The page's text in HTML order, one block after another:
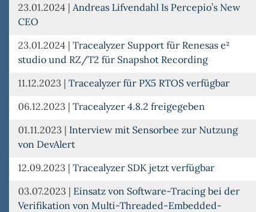
23.01.2024 | Andreas Lifvendahl Is Percepio’s New
CEO
23.01.2024 | Tracealyzer Support für Renesas e²
studio und RZ/T2 für Snapshot Recording
11.12.2023 | Tracealyzer für PX5 RTOS verfügbar
06.12.2023 | Tracealyzer 4.8.2 freigegeben
01.11.2023 | Interview mit Sensorbee zur Nutzung
von DevAlert
12.09.2023 | Tracealyzer SDK jetzt verfügbar
03.07.2023 | Einsatz von Software-Tracing bei der
Verifikation von Multi-Threaded-Embedded-